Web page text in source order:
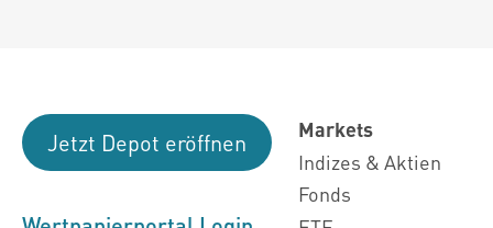
Jetzt Depot eröffnen
Markets
Indizes & Aktien
Fonds